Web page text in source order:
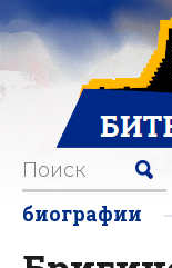
биографии